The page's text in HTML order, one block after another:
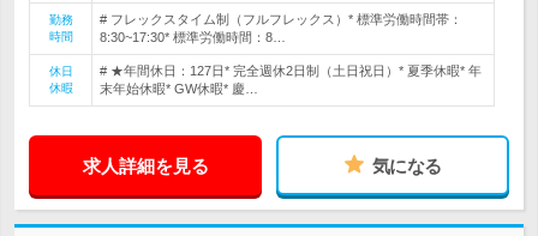
勤務
時間
# フレックスタイム制（フルフレックス）* 標準労働時間帯：
8:30~17:30* 標準労働時間：8…
休日
休暇
# ★年間休日：127日* 完全週休2日制（土日祝日）* 夏季休暇* 年
末年始休暇* GW休暇* 慶…
求人詳細を見る 気になる